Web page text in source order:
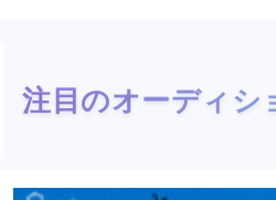
注目のオーディシ